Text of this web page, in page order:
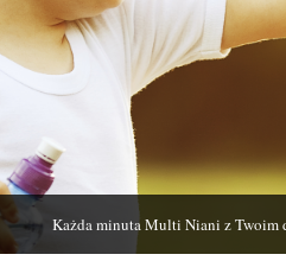
Każda minuta Multi Niani z Twoim